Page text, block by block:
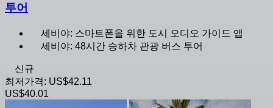
투어
세비야: 스마트폰을 위한 도시 오디오 가이드 앱
세비야: 48시간 승하차 관광 버스 투어
신규
최저가격: US$42.11
US$40.01